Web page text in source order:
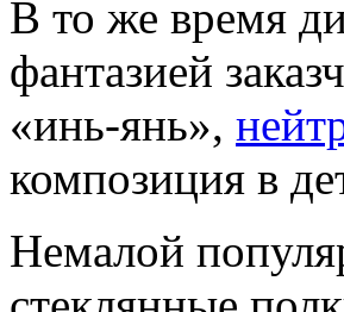
В то же время
фантазией
«инь-янь»,
композиция в
Немалой